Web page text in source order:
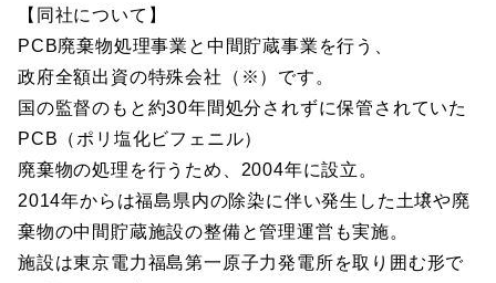
【同社について】
PCB廃棄物処理事業と中間貯蔵事業を行う、
政府全額出資の特殊会社（※）です。
国の監督のもと約30年間処分されずに保管されていた
PCB（ポリ塩化ビフェニル）
廃棄物の処理を行うため、2004年に設立。
2014年からは福島県内の除染に伴い発生した土壌や廃
棄物の中間貯蔵施設の整備と管理運営も実施。
施設は東京電力福島第一原子力発電所を取り囲む形で